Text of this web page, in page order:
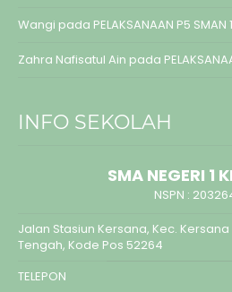
Wangi pada PELAKSANAAN P5 SMAN
Zahra Nafisatul Ain pada
INFO SEKOLAH
SMA NEGERI 1
NSPN :
Jalan Stasiun Kersana, Kec.
Tengah, Kode Pos 52264
TELEPON